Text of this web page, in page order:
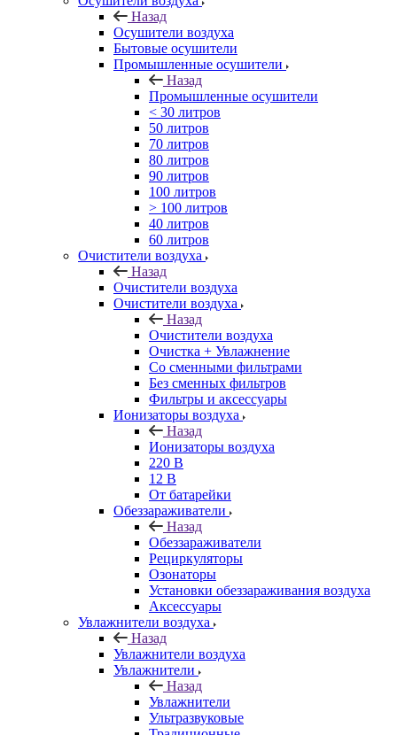
Назад
Осушители воздуха
Бытовые осушители
Промышленные осушители
Назад
Промышленные осушители
< 30 литров
50 литров
70 литров
80 литров
90 литров
100 литров
> 100 литров
40 литров
60 литров
Очистители воздуха
Назад
Очистители воздуха
Очистители воздуха
Назад
Очистители воздуха
Очистка + Увлажнение
Cо сменными фильтрами
Без сменных фильтров
Фильтры и аксессуары
Ионизаторы воздуха
Назад
Ионизаторы воздуха
220 В
12 В
От батарейки
Обеззараживатели
Назад
Обеззараживатели
Рециркуляторы
Озонаторы
Установки обеззараживания воздуха
Аксессуары
Увлажнители воздуха
Назад
Увлажнители воздуха
Увлажнители
Назад
Увлажнители
Ультразвуковые